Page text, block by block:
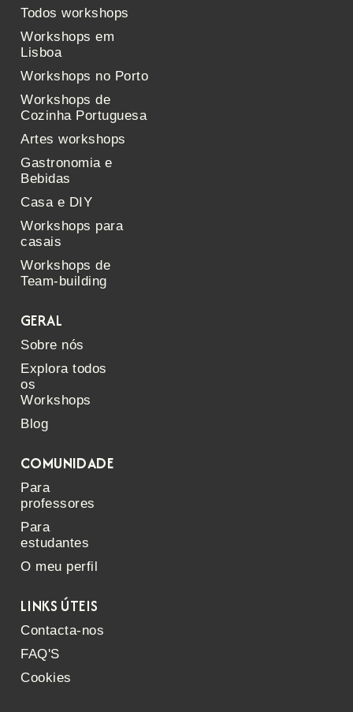
Todos workshops
Workshops em
Lisboa
Workshops no Porto
Workshops de
Cozinha Portuguesa
Artes workshops
Gastronomia e
Bebidas
Casa e DIY
Workshops para
casais
Workshops de
Team-building
GERAL
Sobre nós
Explora todos
os
Workshops
Blog
COMUNIDADE
Para
professores
Para
estudantes
O meu perfil
LINKS ÚTEIS
Contacta-nos
FAQ'S
Cookies